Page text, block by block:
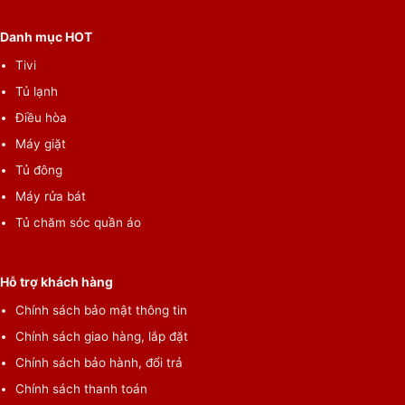
– Cửa phụ InstaView Door-in-Door: một thiết kế hữu ích cho
người dùng khi chỉ cần gõ nhẹ vào bề mặt cửa 2 lần là bạn có
với tiết diện mặt kính trong suốt gia tăng tới 25%. Vì không cần
mở cửa tủ lạnh ra như các mẫu tủ thông thường khác nên giúp
giảm thoát hơi lạnh lên đến 41%.
*Hình ảnh chỉ mang tính chất minh họa sản phẩm
Danh mục HOT
Tivi
Tủ lạnh
Điều hòa
Máy giặt
Tủ đông
Máy rửa bát
Tủ chăm sóc quần áo
Hỗ trợ khách hàng
Chính sách bảo mật thông tin
Chính sách giao hàng, lắp đặt
Chính sách bảo hành, đổi trả
Chính sách thanh toán